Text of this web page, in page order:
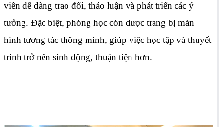
viên dễ dàng trao đổi, thảo luận và phát triển các ý
tưởng. Đặc biệt, phòng học còn được trang bị màn
hình tương tác thông minh, giúp việc học tập và thuyết
trình trở nên sinh động, thuận tiện hơn.